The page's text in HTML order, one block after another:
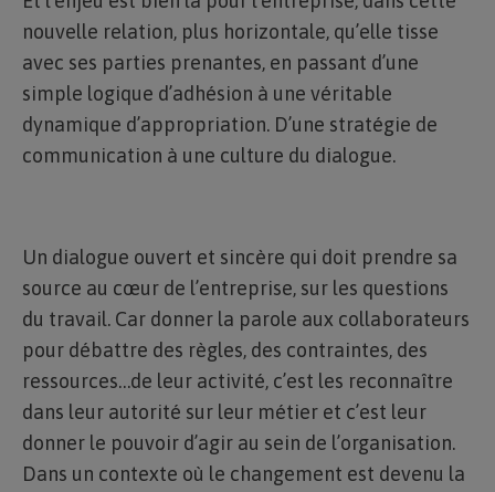
nouvelle relation, plus horizontale, qu’elle tisse
avec ses parties prenantes, en passant d’une
simple logique d’adhésion à une véritable
dynamique d’appropriation. D’une stratégie de
communication à une culture du dialogue.
Un dialogue ouvert et sincère qui doit prendre sa
source au cœur de l’entreprise, sur les questions
du travail. Car donner la parole aux collaborateurs
pour débattre des règles, des contraintes, des
ressources…de leur activité, c’est les reconnaître
dans leur autorité sur leur métier et c’est leur
donner le pouvoir d’agir au sein de l’organisation.
Dans un contexte où le changement est devenu la